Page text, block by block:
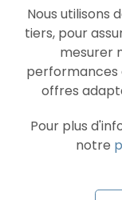
Charonne,
stratégique.
nécessaire
vos
SGE.
Le GEO est-il
géolocalisées
Oui, car les
d’optimiser
Nous utilisons
tiers, pour
mesurer
performances
offres
Pour plus
notre